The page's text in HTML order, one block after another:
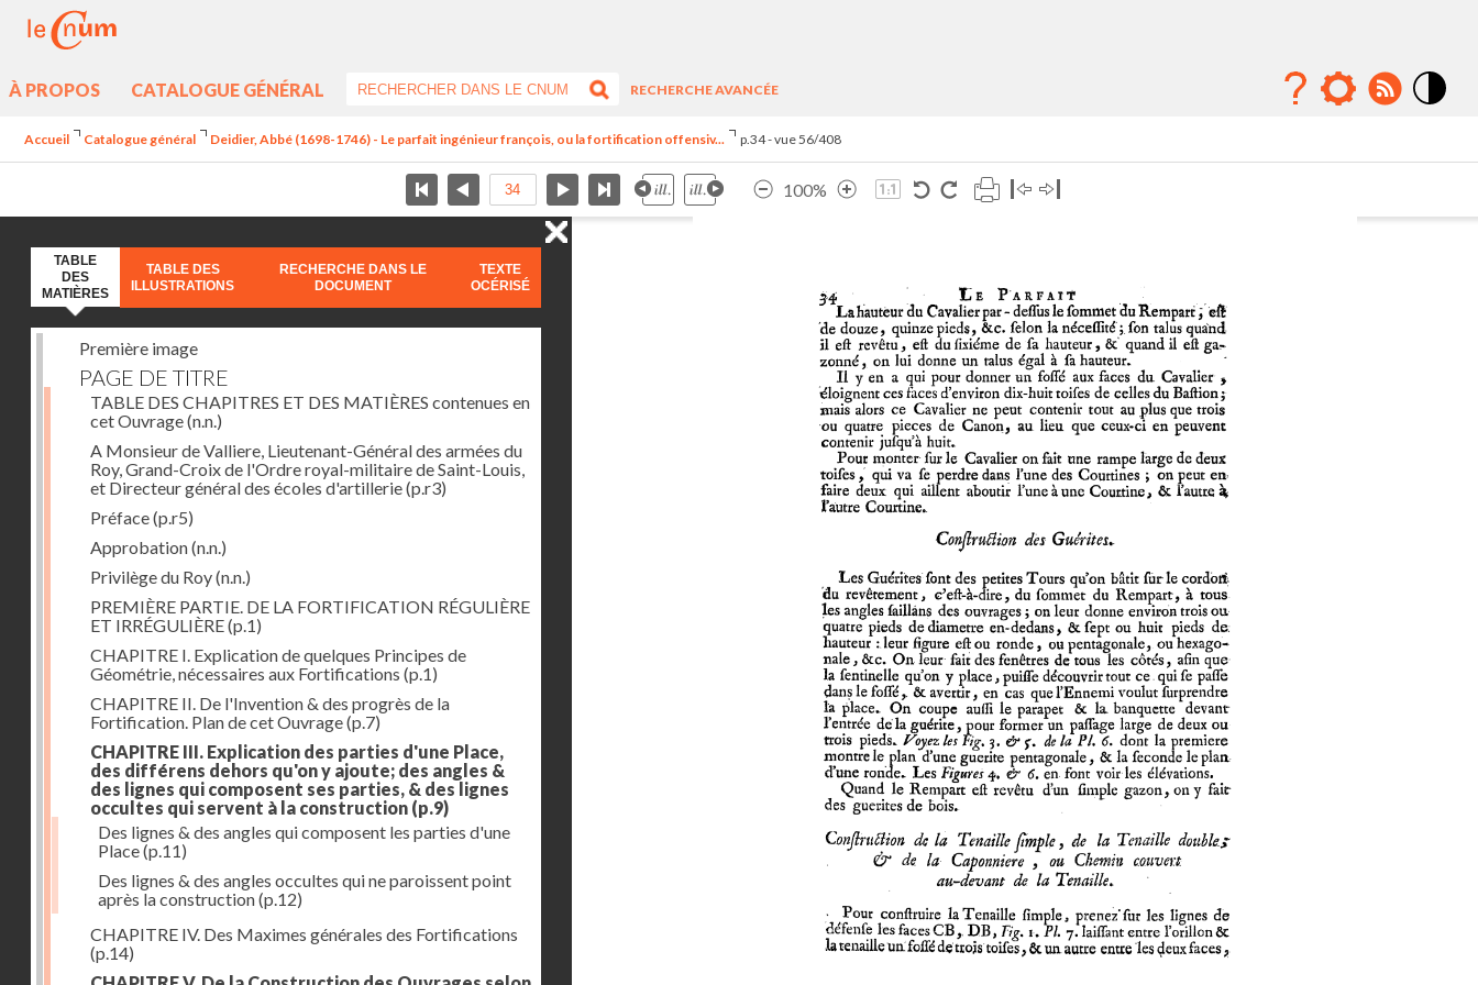
À PROPOS CATALOGUE GÉNÉRAL
RECHERCHE AVANCÉE
Accueil Catalogue général Deidier, Abbé (1698-1746) - Le parfait ingénieur françois, ou la fortification offensiv... p.34 - vue 56/408
100%
TABLE
DES
MATIÈRES
TABLE DES
ILLUSTRATIONS
RECHERCHE DANS LE
DOCUMENT
TEXTE
OCÉRISÉ
Première image
PAGE DE TITRE
TABLE DES CHAPITRES ET DES MATIÈRES contenues en
cet Ouvrage(n.n.)
A Monsieur de Valliere, Lieutenant-Général des armées du
Roy, Grand-Croix de l'Ordre royal-militaire de Saint-Louis,
et Directeur général des écoles d'artillerie(p.r3)
Préface(p.r5)
Approbation(n.n.)
Privilège du Roy(n.n.)
PREMIÈRE PARTIE. DE LA FORTIFICATION RÉGULIÈRE
ET IRRÉGULIÈRE(p.1)
CHAPITRE I. Explication de quelques Principes de
Géométrie, nécessaires aux Fortifications (p.1)
CHAPITRE II. De l'Invention & des progrès de la
Fortification. Plan de cet Ouvrage(p.7)
CHAPITRE III. Explication des parties d'une Place,
des différens dehors qu'on y ajoute; des angles &
des lignes qui composent ses parties, & des lignes
occultes qui servent à la construction (p.9)
Des lignes & des angles qui composent les parties d'une
Place(p.11)
Des lignes & des angles occultes qui ne paroissent point
après la construction(p.12)
CHAPITRE IV. Des Maximes générales des Fortifications
(p.14)